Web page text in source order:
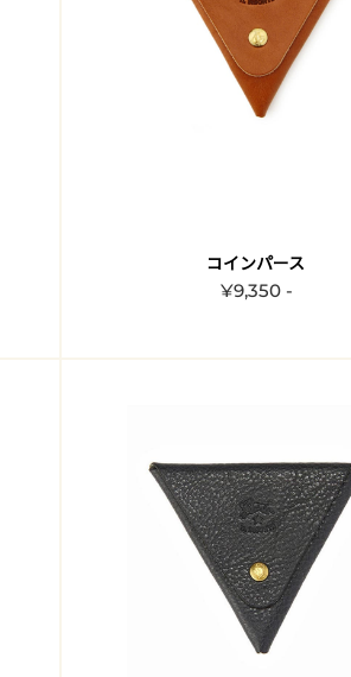
コインパース
¥9,350 -